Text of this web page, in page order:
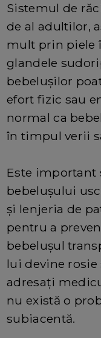
Sistemul de
de al adultilor,
mult prin piele
glandele
bebelușilor
efort fizic sau
normal ca
în timpul verii
Este important
bebelușului
și lenjeria de
pentru a
bebelușul
lui devine rosie
adresați
nu există o
subiacentă.